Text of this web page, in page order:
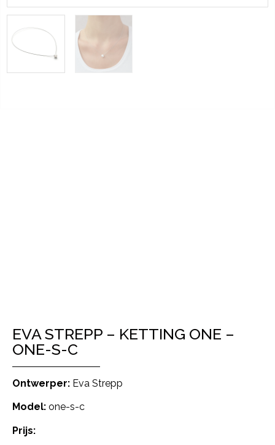
EVA STREPP – KETTING ONE –
ONE-S-C
Ontwerper: Eva Strepp
Model: one-s-c
Prijs: